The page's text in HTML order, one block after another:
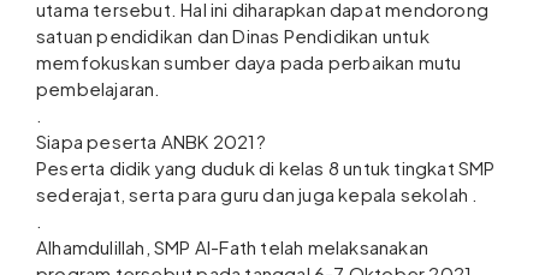
utama tersebut. Hal ini diharapkan dapat mendorong
satuan pendidikan dan Dinas Pendidikan untuk
memfokuskan sumber daya pada perbaikan mutu
pembelajaran.
Siapa peserta ANBK 2021?
Peserta didik yang duduk di kelas 8 untuk tingkat SMP
sederajat, serta para guru dan juga kepala sekolah .
Alhamdulillah, SMP Al-Fath telah melaksanakan